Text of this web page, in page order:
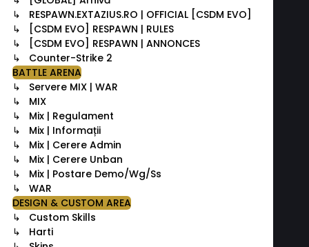
↳ RESPAWN.EXTAZIUS.RO | OFFICIAL [CSDM EVO]
↳ [CSDM EVO] RESPAWN | RULES
↳ [CSDM EVO] RESPAWN | ANNONCES
↳ Counter-Strike 2
BATTLE ARENA
↳ Servere MIX | WAR
↳ MIX
↳ Mix | Regulament
↳ Mix | Informații
↳ Mix | Cerere Admin
↳ Mix | Cerere Unban
↳ Mix | Postare Demo/Wg/Ss
↳ WAR
DESIGN & CUSTOM AREA
↳ Custom Skills
↳ Harti